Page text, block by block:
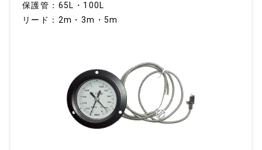
保護管：65L・100L
リード：2m・3m・5m